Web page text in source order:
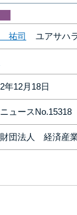
祐司 ユアサハ
年12月18日
ュースNo.15318
団法人 経済産